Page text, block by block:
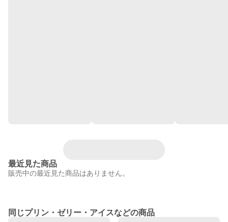
最近見た商品
販売中の最近見た商品はありません。
同じプリン・ゼリー・アイスなどの商品